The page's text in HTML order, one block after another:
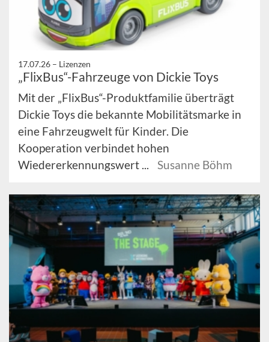
17.07.26 – Lizenzen
„FlixBus“-Fahrzeuge von Dickie Toys
Mit der „FlixBus“-Produktfamilie überträgt
Dickie Toys die bekannte Mobilitätsmarke in
eine Fahrzeugwelt für Kinder. Die
Kooperation verbindet hohen
Wiedererkennungswert ...
Susanne Böhm